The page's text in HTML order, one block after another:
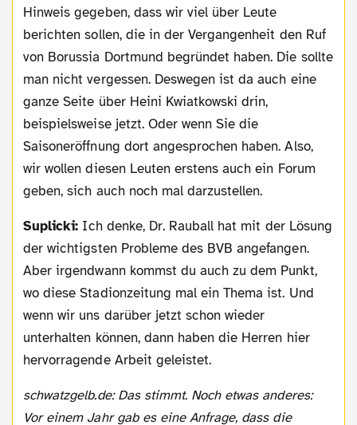
Hinweis gegeben, dass wir viel über Leute
berichten sollen, die in der Vergangenheit den Ruf
von Borussia Dortmund begründet haben. Die sollte
man nicht vergessen. Deswegen ist da auch eine
ganze Seite über Heini Kwiatkowski drin,
beispielsweise jetzt. Oder wenn Sie die
Saisoneröffnung dort angesprochen haben. Also,
wir wollen diesen Leuten erstens auch ein Forum
geben, sich auch noch mal darzustellen.
Suplicki: Ich denke, Dr. Rauball hat mit der Lösung
der wichtigsten Probleme des BVB angefangen.
Aber irgendwann kommst du auch zu dem Punkt,
wo diese Stadionzeitung mal ein Thema ist. Und
wenn wir uns darüber jetzt schon wieder
unterhalten können, dann haben die Herren hier
hervorragende Arbeit geleistet.
schwatzgelb.de: Das stimmt. Noch etwas anderes:
Vor einem Jahr gab es eine Anfrage, dass die